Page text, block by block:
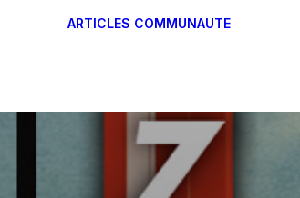
ARTICLES COMMUNAUTE